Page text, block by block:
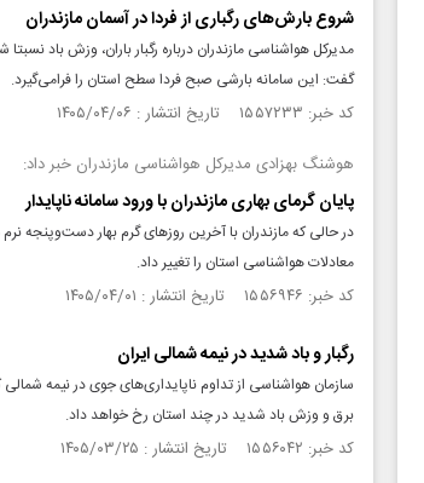
شروع بارش‌های رگباری از فردا در آسمان مازندران
مدیرکل هواشناسی مازندران درباره رگبار باران، وزش باد
گفت: این سامانه بارشی صبح فردا سطح استان را فرامی‌گیرد.
کد خبر: ۱۵۵۷۲۳۳ تاریخ انتشار : ۱۴۰۵/۰۴/۰۶
هوشنگ بهزادی مدیرکل هواشناسی مازندران خبر داد:
پایان گرمای بهاری مازندران با ورود سامانه ناپایدار
در حالی که مازندران با آخرین روزهای گرم بهار دست‌وپنجه
معادلات هواشناسی استان را تغییر داد.
کد خبر: ۱۵۵۶۹۴۶ تاریخ انتشار : ۱۴۰۵/۰۴/۰۱
رگبار و باد شدید در نیمه شمالی ایران
سازمان هواشناسی از تداوم ناپایداری‌های جوی در نیمه شمالی
برق و وزش باد شدید در چند استان رخ خواهد داد.
کد خبر: ۱۵۵۶۰۴۲ تاریخ انتشار : ۱۴۰۵/۰۳/۲۵